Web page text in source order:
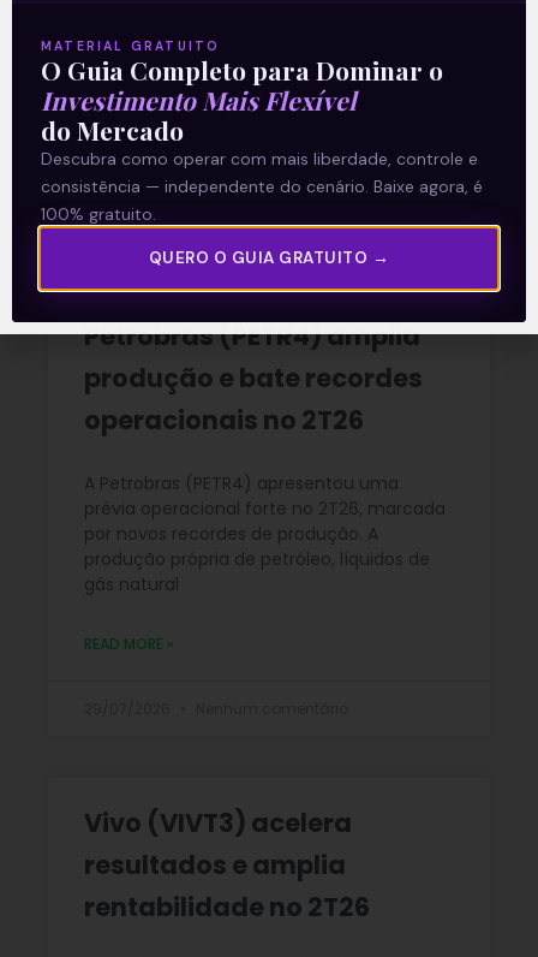
rentabilidade recorde no
2T26
READ MORE »
03/08/2026 Nenhum comentário
Petrobras (PETR4) amplia
produção e bate recordes
operacionais no 2T26
A Petrobras (PETR4) apresentou uma
prévia operacional forte no 2T26, marcada
por novos recordes de produção. A
produção própria de petróleo, líquidos de
gás natural
READ MORE »
Vivo (VIVT3) acelera
resultados e amplia
rentabilidade no 2T26
MATERIAL GRATUITO
O Guia Completo para Dominar o
Investimento Mais Flexível
do Mercado
Descubra como operar com mais liberdade, controle e
consistência — independente do cenário. Baixe agora, é
100% gratuito.
QUERO O GUIA GRATUITO →